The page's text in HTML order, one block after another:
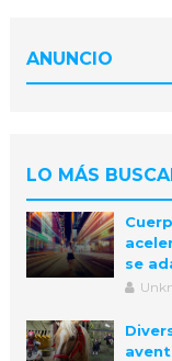
ANUNCIO
LO MÁS
se